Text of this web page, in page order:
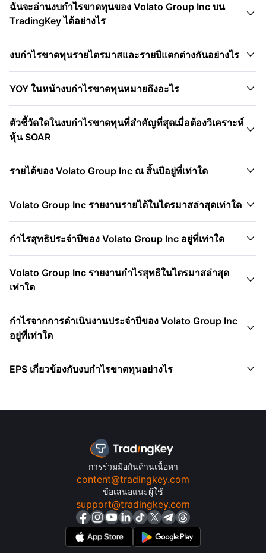
ฉันจะอ่านงบกำไรขาดทุนของ Volato Group Inc บน
TradingKey ได้อย่างไร

งบกำไรขาดทุนรายไตรมาสและรายปีแตกต่างกันอย่างไร 
YOY ในหน้างบกำไรขาดทุนหมายถึงอะไร 
ตัวชี้วัดใดในงบกำไรขาดทุนที่สำคัญที่สุดเมื่อต้องวิเคราะห์
หุ้น SOAR

รายได้ของ Volato Group Inc ณ สิ้นปีอยู่ที่เท่าใด 
Volato Group Inc รายงานรายได้ในไตรมาสล่าสุดเท่าใด 
กำไรสุทธิประจำปีของ Volato Group Inc อยู่ที่เท่าใด 
Volato Group Inc รายงานกำไรสุทธิในไตรมาสล่าสุด
เท่าใด

กำไรจากการดำเนินงานประจำปีของ Volato Group Inc
อยู่ที่เท่าใด

EPS เกี่ยวข้องกับงบกำไรขาดทุนอย่างไร 
การร่วมมือกันด้านเนื้อหา
content@tradingkey.com
ข้อเสนอแนะผู้ใช้
support@tradingkey.com